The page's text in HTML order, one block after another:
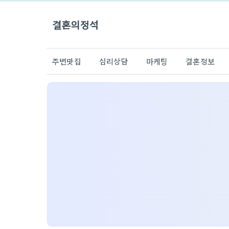
결혼의정석
주변맛집 심리상담 마케팅 결혼정보